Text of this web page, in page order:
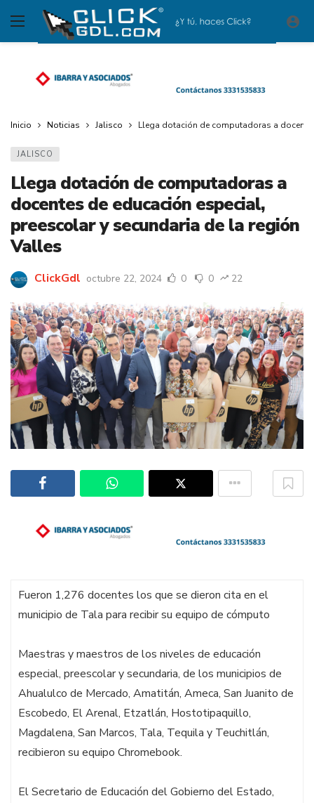
Inicio Noticias Jalisco Llega dotación de computadoras a
JALISCO
Llega dotación de computadoras a
docentes de educación especial,
preescolar y secundaria de la región
Valles
ClickGdl octubre 22, 2024 0 0 22
Fueron 1,276 docentes los que se dieron cita en el
municipio de Tala para recibir su equipo de cómputo
Maestras y maestros de los niveles de educación
especial, preescolar y secundaria, de los municipios de
Ahualulco de Mercado, Amatitán, Ameca, San Juanito de
Escobedo, El Arenal, Etzatlán, Hostotipaquillo,
Magdalena, San Marcos, Tala, Tequila y Teuchitlán,
recibieron su equipo Chromebook.
El Secretario de Educación del Gobierno del Estado,